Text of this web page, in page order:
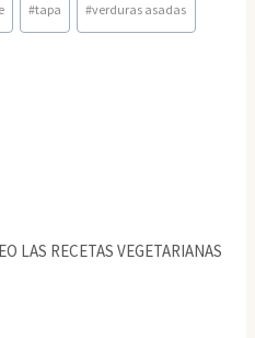
#tapa #verduras asadas
LAS RECETAS VEGETARIANAS